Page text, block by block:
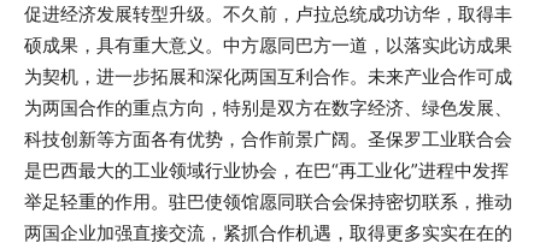
促进经济发展转型升级。不久前，卢拉总统成功访华，取得丰
硕成果，具有重大意义。中方愿同巴方一道，以落实此访成果
为契机，进一步拓展和深化两国互利合作。未来产业合作可成
为两国合作的重点方向，特别是双方在数字经济、绿色发展、
科技创新等方面各有优势，合作前景广阔。圣保罗工业联合会
是巴西最大的工业领域行业协会，在巴“再工业化”进程中发挥
举足轻重的作用。驻巴使领馆愿同联合会保持密切联系，推动
两国企业加强直接交流，紧抓合作机遇，取得更多实实在在的